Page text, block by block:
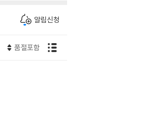
알림신청
품절포함